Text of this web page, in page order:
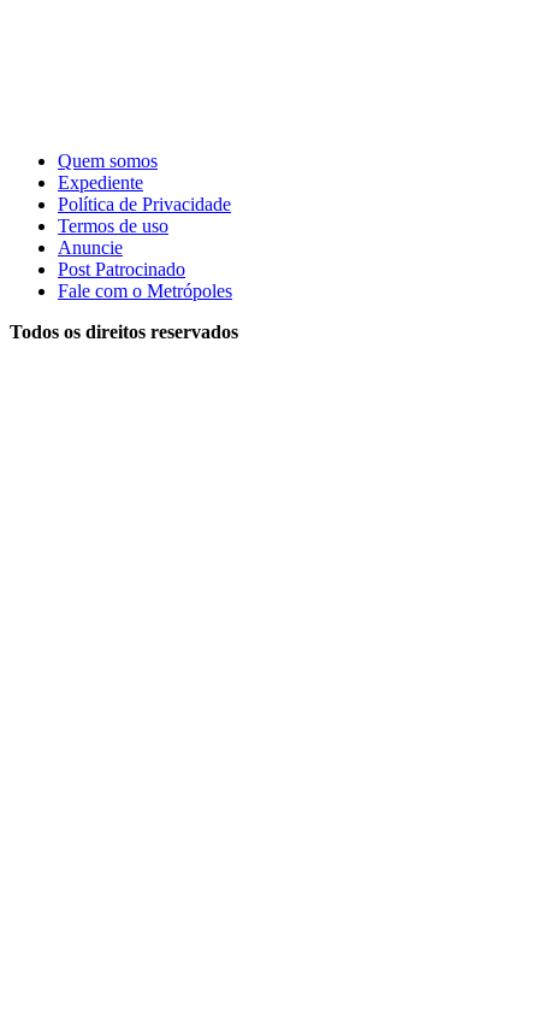
Quem somos
Expediente
Política de Privacidade
Termos de uso
Anuncie
Post Patrocinado
Fale com o Metrópoles
Todos os direitos reservados